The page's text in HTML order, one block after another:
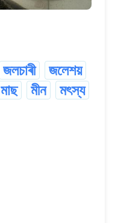
জলচাৰী
জলেশয়
মাছ মীন
মৎস্য